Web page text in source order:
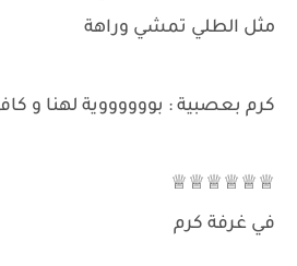
مثل الطلي تمشي وراهة
كرم بعصبية : بووووووية لهنا و
♕♕♕♕♕♕
في غرفة كرم